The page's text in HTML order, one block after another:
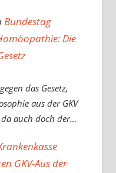
Bundestag
Die
das Gesetz,
aus der GKV
auch doch der…
GKV-Aus der